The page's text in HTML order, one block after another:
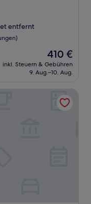
entfernt
Der
Preis
beträgt
410 €
inkl. Steuern & Gebühren
9. Aug.–10. Aug.